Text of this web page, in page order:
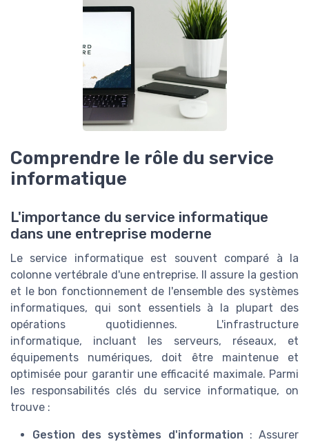
Comprendre le rôle du service
informatique
L'importance du service informatique
dans une entreprise moderne
Le service informatique est souvent comparé à la
colonne vertébrale d'une entreprise. Il assure la gestion
et le bon fonctionnement de l'ensemble des systèmes
informatiques, qui sont essentiels à la plupart des
opérations quotidiennes. L'infrastructure
informatique, incluant les serveurs, réseaux, et
équipements numériques, doit être maintenue et
optimisée pour garantir une efficacité maximale. Parmi
les responsabilités clés du service informatique, on
trouve :
Gestion des systèmes d'information : Assurer